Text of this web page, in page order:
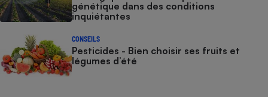
génétique dans des conditions
inquiétantes
CONSEILS
Pesticides - Bien choisir ses fruits et
légumes d’été